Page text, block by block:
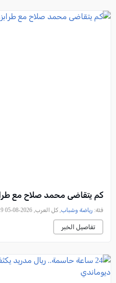
كم يتقاضى محمد صلاح مع
فئة: رياضة وشباب, كل العرب, 2026-08-05 18:15:19
تفاصيل الخبر